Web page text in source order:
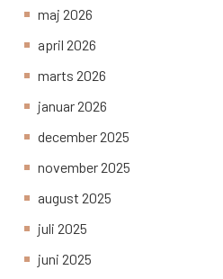
maj 2026
april 2026
marts 2026
januar 2026
december 2025
november 2025
august 2025
juli 2025
juni 2025